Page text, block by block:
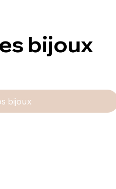
bijoux
bijoux